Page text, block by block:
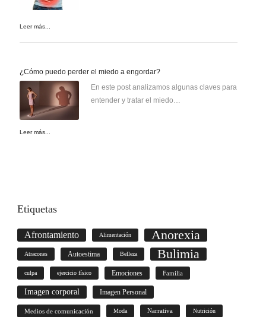
Leer más...
¿Cómo puedo perder el miedo a engordar?
En este post analizamos algunas claves para
entender y tratar el miedo…
Leer más...
Etiquetas
Afrontamiento Alimentación Anorexia
Atracones Autoestima Belleza Bulimia
culpa ejercicio físico Emociones Familia
Imagen corporal Imagen Personal
Medios de comunicación Moda Narrativa Nutrición